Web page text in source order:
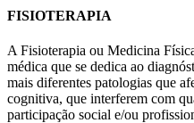
FISIOTERAPIA
A Fisioterapia ou Medicina
médica que se dedica ao
mais diferentes patologias que
cognitiva, que interferem com
participação social e/ou